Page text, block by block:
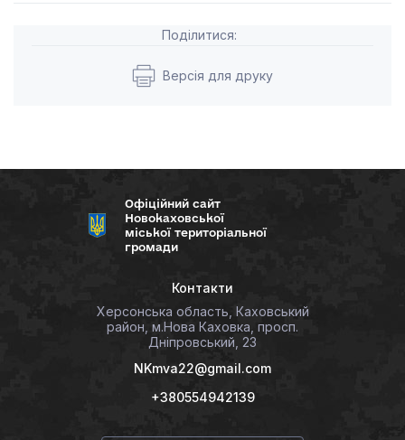
Поділитися:
Версія для друку
Офіційний сайт
Новокаховської
міської територіальної
громади
Контакти
Херсонська область, Каховський
район, м.Нова Каховка, просп.
Дніпровський, 23
NKmva22@gmail.com
+380554942139